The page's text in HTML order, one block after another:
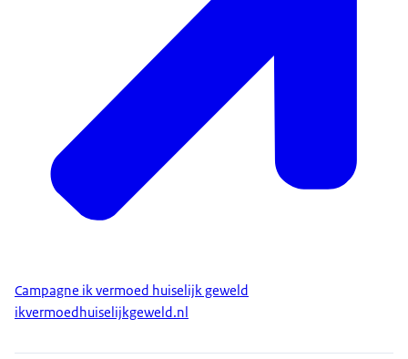
Campagne ik vermoed huiselijk geweld
ikvermoedhuiselijkgeweld.nl